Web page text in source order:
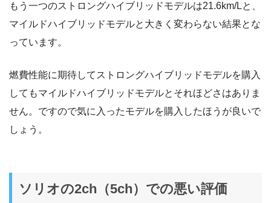
もう一つのストロングハイブリッドモデルは21.6km/Lと、
マイルドハイブリッドモデルと大きく変わらない結果とな
っています。
燃費性能に期待してストロングハイブリッドモデルを購入
してもマイルドハイブリッドモデルとそれほどさはありま
せん。ですので気に入ったモデルを購入したほうが良いで
しょう。
ソリオの2ch（5ch）での悪い評価